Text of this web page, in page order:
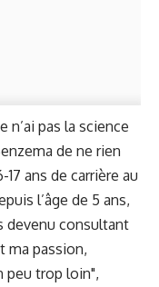
n’ai pas la science
de ne rien
ans de carrière au
l’âge de 5 ans,
devenu consultant
ma passion,
peu trop loin",